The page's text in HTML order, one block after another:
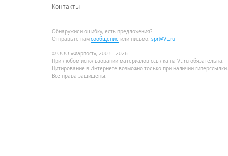
Контакты
Обнаружили ошибку, есть предложения?
Отправьте нам сообщение или письмо: spr@VL.ru
© ООО «Фарпост», 2003—2026
При любом использовании материалов ссылка на VL.ru обязательна.
Цитирование в Интернете возможно только при наличии гиперссылки.
Все права защищены.